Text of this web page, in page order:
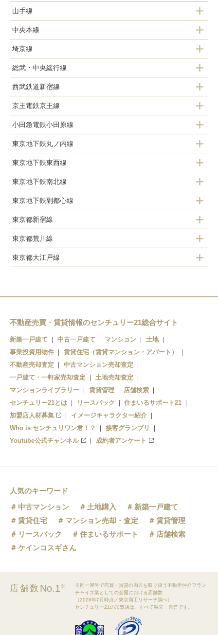
新宿駅
山手線
新宿駅
新大久保駅
高田馬場駅
中央本線
四ツ谷駅
新宿駅
埼京線
新宿駅
総武・中央緩行線
四ツ谷駅
信濃町駅
新宿駅
西武鉄道新宿線
西武新宿駅
高田馬場駅
下落合駅
京王電鉄京王線
新宿駅
小田急電鉄小田原線
新宿駅
東京地下鉄丸ノ内線
四ツ谷駅
四谷三丁目駅
新宿御苑前駅
新宿駅
西新宿駅
東京地下鉄東西線
落合駅
高田馬場駅
早稲田駅
東京地下鉄南北線
四ツ谷駅
東京地下鉄副都心線
西早稲田駅
東新宿駅
新宿三丁目駅
東京都新宿線
新宿駅
新宿三丁目駅
東京都荒川線
面影橋駅
東京都大江戸線
新宿西口駅
東新宿駅
若松河田駅
牛込柳町駅
牛込神楽坂駅
国立競技場駅
新宿駅
都庁前駅
西新宿五丁目駅
中井駅
落合南長崎駅
不動産売買・賃貸情報のセンチュリー21総合サイト
新築一戸建て 中古一戸建て マンション
土地
事業投資用物件
賃貸住宅（賃貸マンション・アパート）
不動産売却査定
中古マンション売却査定
一戸建て・一軒家売却査定
土地売却査定
マンションライブラリー
賃貸管理
店舗検索
センチュリー21とは
リースバック
住まいるサポート21
加盟店人材募集
イメージキャラクター紹介
Who is センチュリワン君！？
接客グランプリ
Youtube公式チャンネル
成約者アンケート
人気のキーワード
中古マンション
土地購入
新築一戸建て
賃貸住宅
マンション売却・査定
賃貸管理
リースバック
住まいるサポート
店舗検索
ケインコスギさん
店舗数 No.1※
※同一屋号で売買・賃貸の両方を取り扱う不動産仲介フラン
チャイズ業としての全国における店舗数
（2026年7月時点／東京商工リサーチ調べ）
センチュリー21の加盟店は、すべて独立・自営です。